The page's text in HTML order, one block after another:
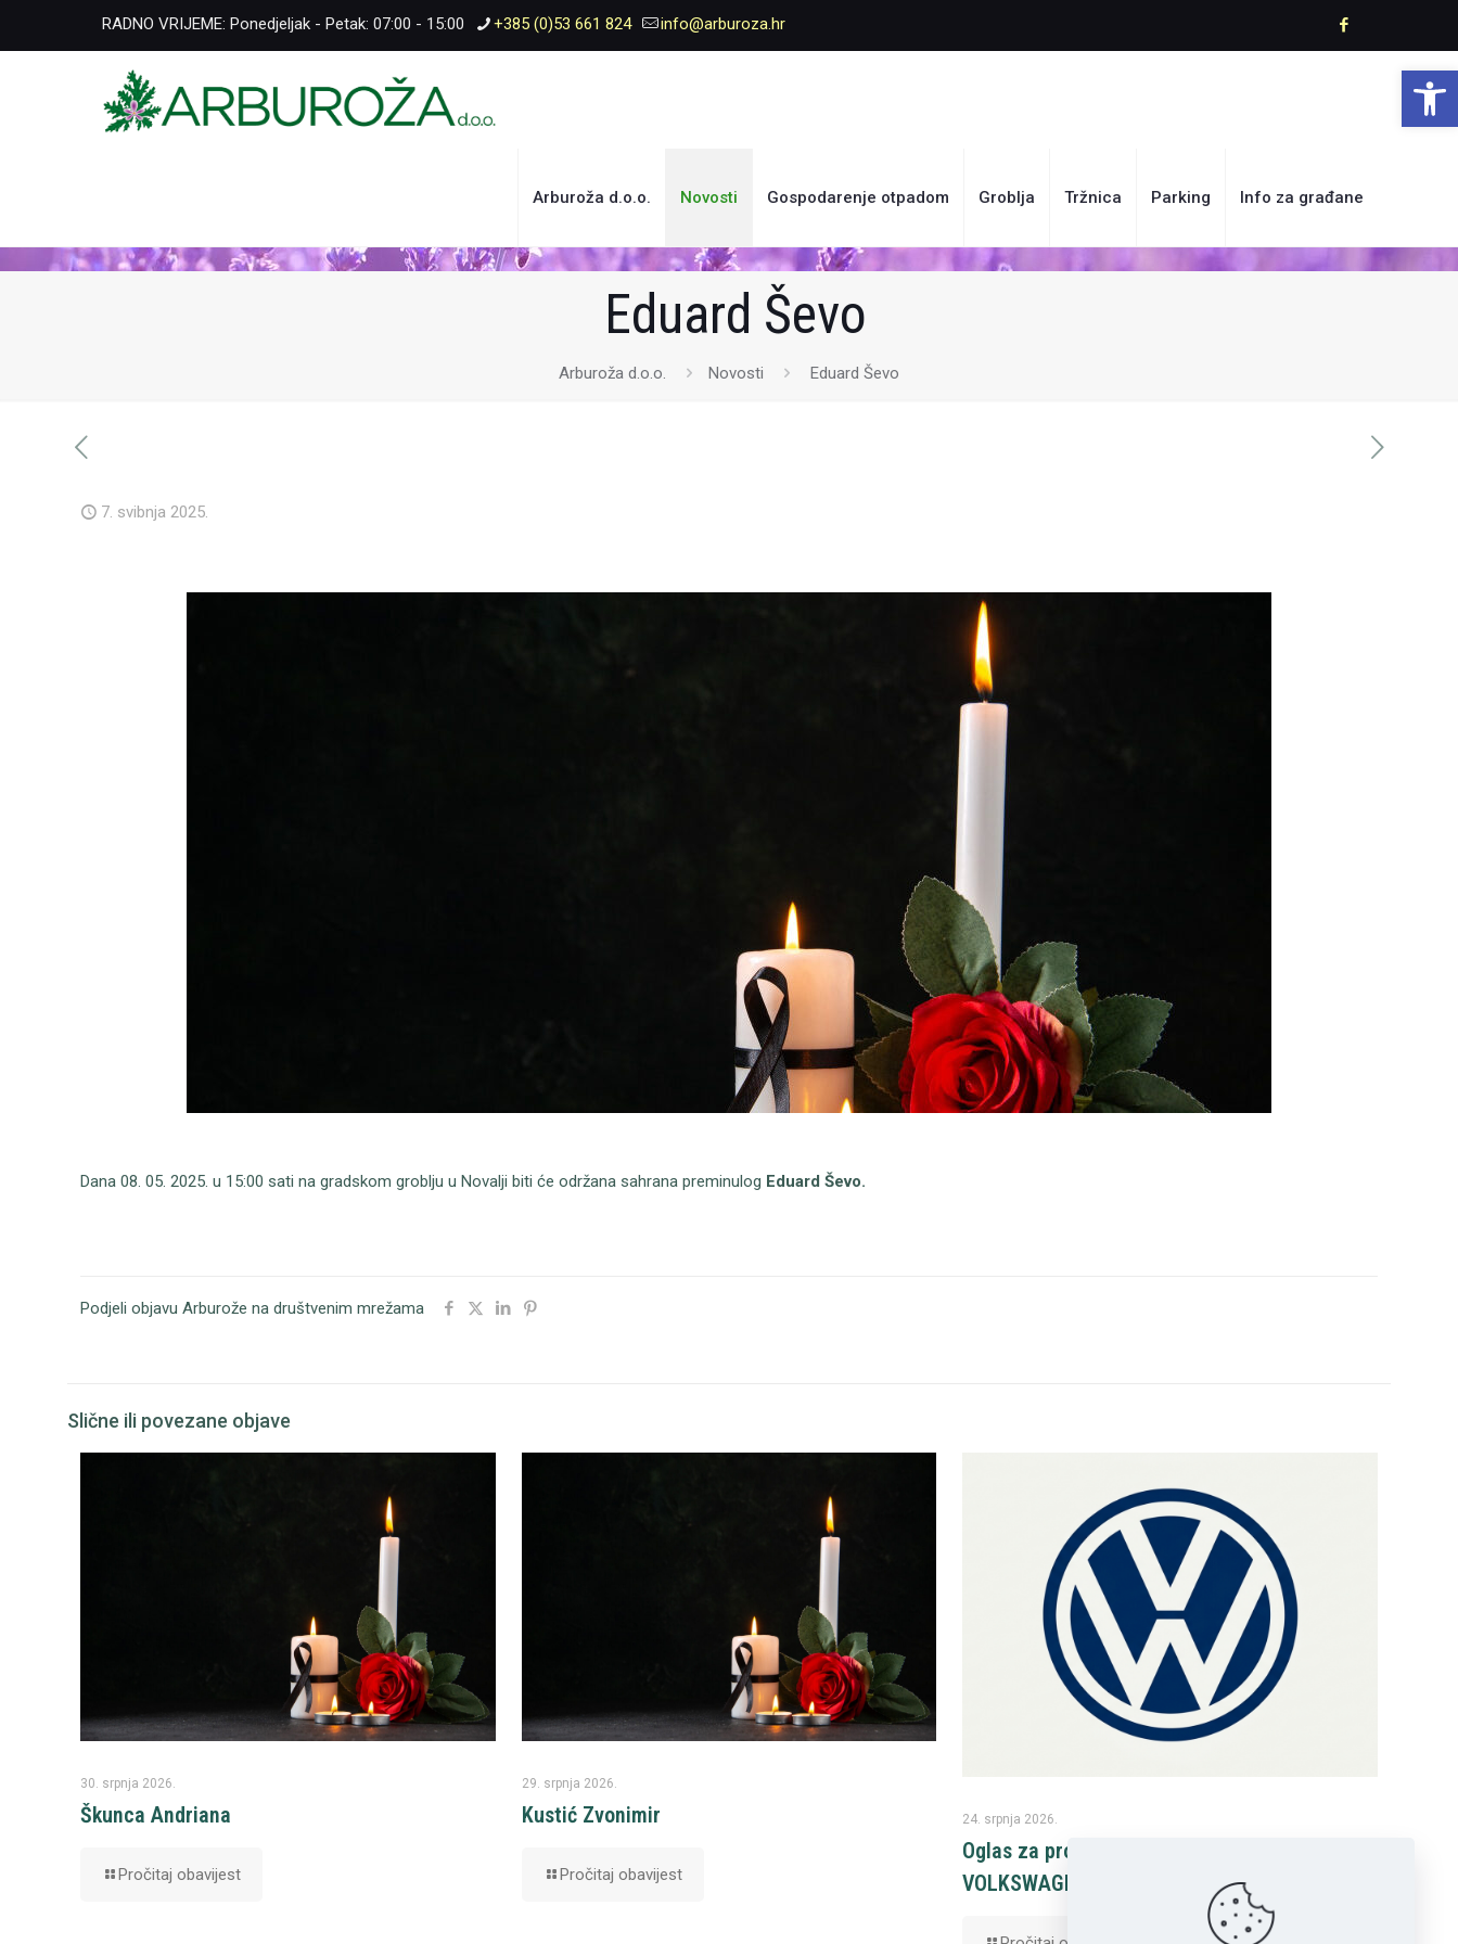
RADNO VRIJEME: Ponedjeljak - Petak: 07:00 - 15:00 +385 (0)53 661 824 info@arburoza.hr
Arburoža d.o.o. Novosti Gospodarenje otpadom Groblja Tržnica Parking Info za građane
Eduard Ševo
Arburoža d.o.o. Novosti Eduard Ševo
7. svibnja 2025.
Dana 08. 05. 2025. u 15:00 sati na gradskom groblju u Novalji biti će održana sahrana preminulog Eduard Ševo.
Podjeli objavu Arburože na društvenim mrežama
Slične ili povezane objave
30. srpnja 2026.
Škunca Andriana
Pročitaj obavijest
29. srpnja 2026.
Kustić Zvonimir
Pročitaj obavijest
24. srpnja 2026.
Oglas za prodaju rabljenog vozila
VOLKSWAGEN PASSAT